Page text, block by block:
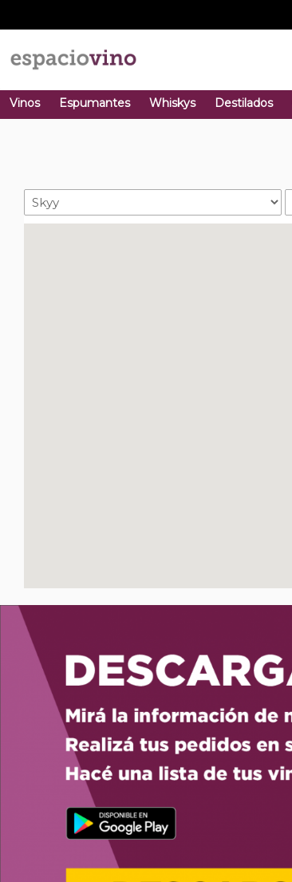
Vinos Espumantes Whiskys Destilados